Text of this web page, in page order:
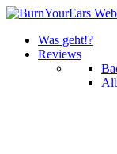
Was geht!?
Reviews